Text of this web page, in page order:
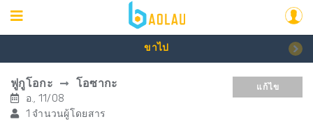
ขาไป
ฟูกูโอกะ โอซากะ
อ., 11/08
1 จำนวนผู้โดยสาร
แก้ไข